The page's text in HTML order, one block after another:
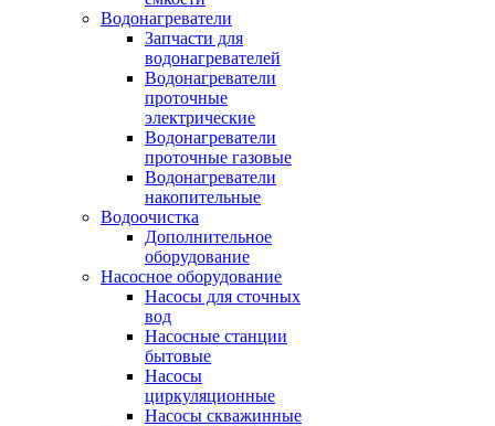
Водонагреватели
Запчасти для
водонагревателей
Водонагреватели
проточные
электрические
Водонагреватели
проточные газовые
Водонагреватели
накопительные
Водоочистка
Дополнительное
оборудование
Насосное оборудование
Насосы для сточных
вод
Насосные станции
бытовые
Насосы
циркуляционные
Насосы скважинные